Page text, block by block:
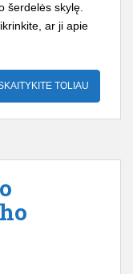
šerdelės skylę.
ar ji apie
TOLIAU